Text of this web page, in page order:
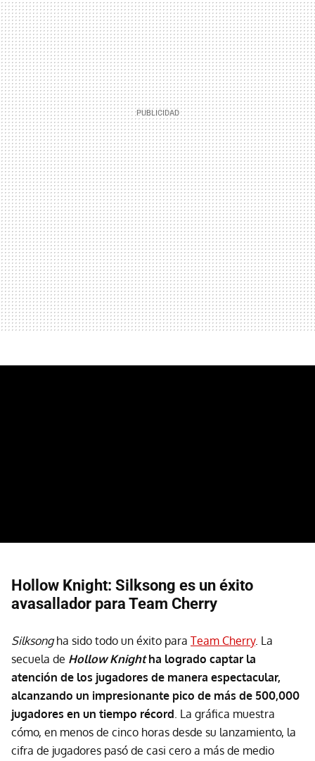
Hollow Knight: Silksong es un éxito
avasallador para Team Cherry
Silksongha sido todo un éxito para Team Cherry. La
secuela de Hollow Knightha logrado captar la
atención de los jugadores de manera espectacular,
alcanzando un impresionante pico de más de 500,000
jugadores en un tiempo récord. La gráfica muestra
cómo, en menos de cinco horas desde su lanzamiento, la
cifra de jugadores pasó de casi cero a más de medio